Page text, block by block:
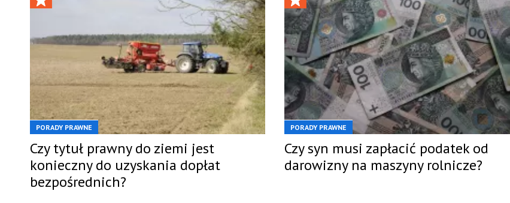
PORADY PRAWNE
Czy tytuł prawny do ziemi jest
konieczny do uzyskania dopłat
bezpośrednich?
PORADY PRAWNE
Czy syn musi zapłacić podatek od
darowizny na maszyny rolnicze?